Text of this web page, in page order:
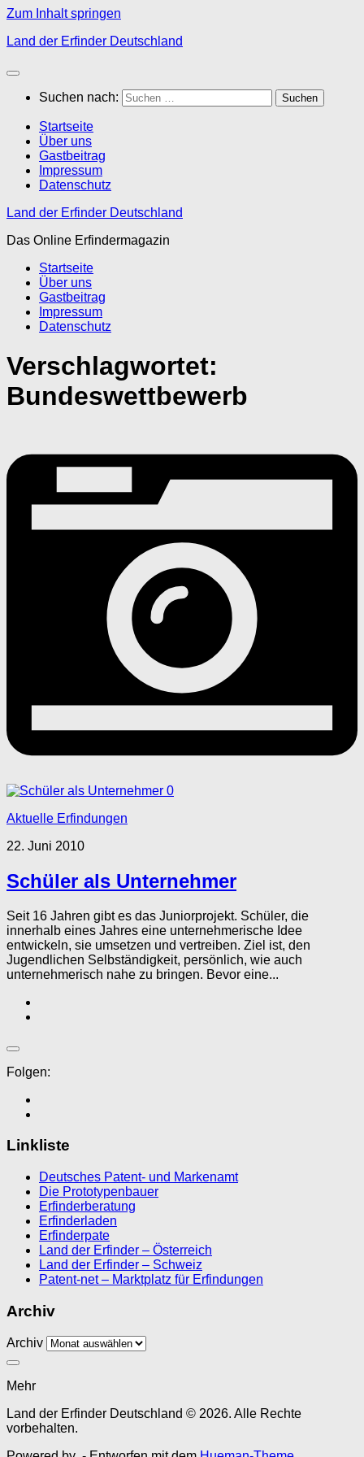
Zum Inhalt springen
Land der Erfinder Deutschland
Suchen nach:
Startseite
Über uns
Gastbeitrag
Impressum
Datenschutz
Land der Erfinder Deutschland
Das Online Erfindermagazin
Startseite
Über uns
Gastbeitrag
Impressum
Datenschutz
Verschlagwortet:
Bundeswettbewerb
0
Aktuelle Erfindungen
22. Juni 2010
Schüler als Unternehmer
Seit 16 Jahren gibt es das Juniorprojekt. Schüler, die
innerhalb eines Jahres eine unternehmerische Idee
entwickeln, sie umsetzen und vertreiben. Ziel ist, den
Jugendlichen Selbständigkeit, persönlich, wie auch
unternehmerisch nahe zu bringen. Bevor eine...
Folgen:
Linkliste
Deutsches Patent- und Markenamt
Die Prototypenbauer
Erfinderberatung
Erfinderladen
Erfinderpate
Land der Erfinder – Österreich
Land der Erfinder – Schweiz
Patent-net – Marktplatz für Erfindungen
Archiv
Archiv
Mehr
Land der Erfinder Deutschland © 2026. Alle Rechte
vorbehalten.